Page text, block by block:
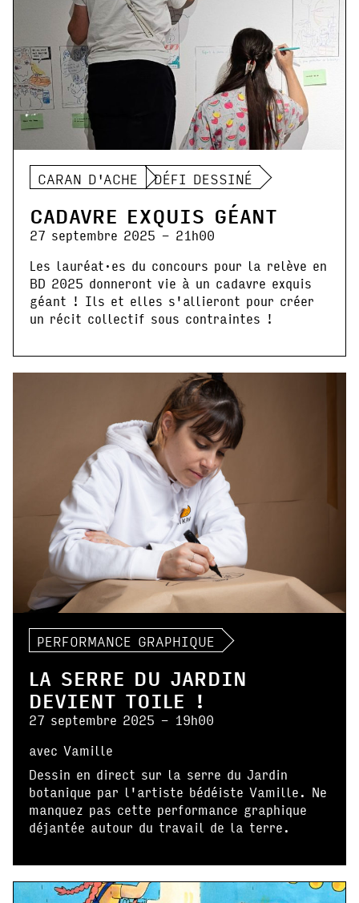
CARAN D'ACHE DÉFI DESSINÉ
CADAVRE EXQUIS GÉANT
27 septembre 2025 - 21h00
Les lauréat·es du concours pour la relève en
BD 2025 donneront vie à un cadavre exquis
géant ! Ils et elles s'allieront pour créer
un récit collectif sous contraintes !
PERFORMANCE GRAPHIQUE
LA SERRE DU JARDIN
DEVIENT TOILE !
27 septembre 2025 - 19h00
avec Vamille
Dessin en direct sur la serre du Jardin
botanique par l'artiste bédéiste Vamille. Ne
manquez pas cette performance graphique
déjantée autour du travail de la terre.